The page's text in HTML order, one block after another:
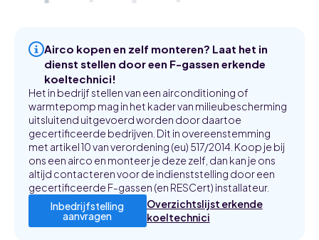
Airco kopen en zelf monteren? Laat het in
dienst stellen door een F-gassen erkende
koeltechnici!
Het in bedrijf stellen van een airconditioning of
warmtepomp mag in het kader van milieubescherming
uitsluitend uitgevoerd worden door daartoe
gecertificeerde bedrijven. Dit in overeenstemming
met artikel 10 van verordening (eu) 517/2014. Koop je bij
ons een airco en monteer je deze zelf, dan kan je ons
altijd contacteren voor de indienststelling door een
gecertificeerde F-gassen (en RESCert) installateur.
Inbedrijfstelling
aanvragen
Overzichtslijst erkende
koeltechnici